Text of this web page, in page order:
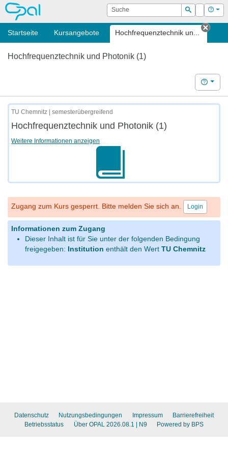
OPAL Suche
Suchen
Login Hilfe
Startseite Kursangebote Hochfrequenztechnik un...
Tab
Hochfrequenztechnik und Photonik (1)
Hilfe
TU Chemnitz | semesterübergreifend
Hochfrequenztechnik und Photonik (1)
Weitere Informationen anzeigen
Zugang zum Kurs gesperrt. Bitte melden Sie sich an. Login
Informationen zum Zugang
Dieser Inhalt ist für Sie unter der folgenden Bedingung
freigegeben:
Institution enthält den Wert TU Chemnitz
Datenschutz Nutzungsbedingungen Impressum
Barrierefreiheit
Betriebsstatus
Über OPAL 2026.08.1 | N9 Powered by BPS